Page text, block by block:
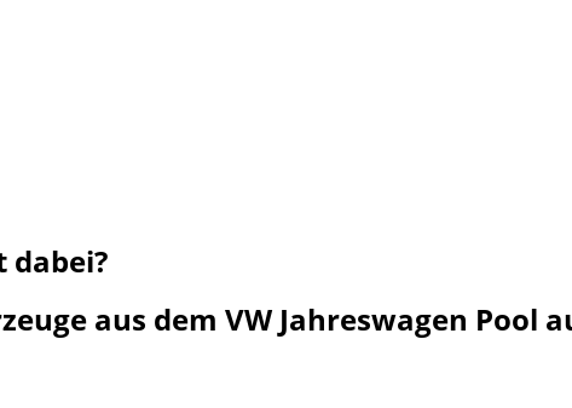
dabei?
aus dem VW Jahreswagen Pool